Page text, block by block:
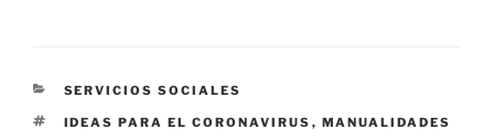
CATEGORÍAS
SERVICIOS SOCIALES
ETIQUETAS
IDEAS PARA EL CORONAVIRUS , MANUALIDADES